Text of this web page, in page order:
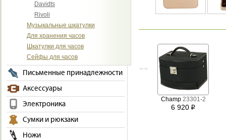
Davidts
Rivoli
Музыкальные шкатулки
Для хранения часов
Шкатулки для часов
Сейфы для часов
Письменные принадлежности
Аксессуары
Электроника
Сумки и рюкзаки
Ножи
Champ 23301-2
6 920 i